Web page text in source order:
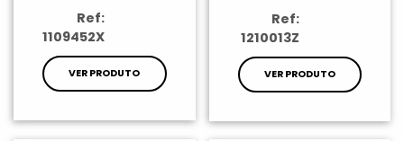
Ref:
1109452X
VER PRODUTO
Ref:
1210013Z
VER PRODUTO